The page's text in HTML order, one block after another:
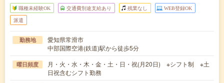
職種未経験OK 交通費別途支給あり 残業なし WEB登録OK
派遣
勤務地
愛知県常滑市
中部国際空港(鉄道)駅から徒歩5分
曜日頻度
月・火・水・木・金・土・日・祝(月20日) ※シフト制 ※土
日祝含むシフト勤務